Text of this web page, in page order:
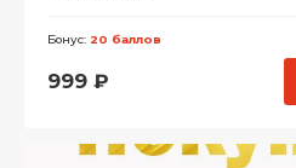
Бонус: 20 баллов
999 ₽